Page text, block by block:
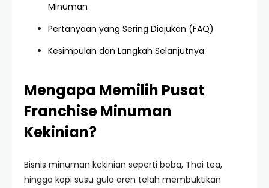
Minuman
Pertanyaan yang Sering Diajukan (FAQ)
Kesimpulan dan Langkah Selanjutnya
Mengapa Memilih Pusat
Franchise Minuman
Kekinian?
Bisnis minuman kekinian seperti boba, Thai tea,
hingga kopi susu gula aren telah membuktikan